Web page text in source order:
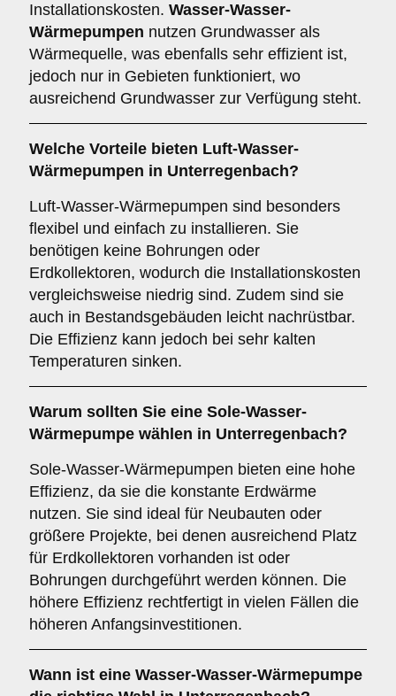
Installationskosten. Wasser-Wasser-
Wärmepumpen nutzen Grundwasser als
Wärmequelle, was ebenfalls sehr effizient ist,
jedoch nur in Gebieten funktioniert, wo
ausreichend Grundwasser zur Verfügung steht.
Welche Vorteile bieten Luft-Wasser-
Wärmepumpen in Unterregenbach?
Luft-Wasser-Wärmepumpen sind besonders
flexibel und einfach zu installieren. Sie
benötigen keine Bohrungen oder
Erdkollektoren, wodurch die Installationskosten
vergleichsweise niedrig sind. Zudem sind sie
auch in Bestandsgebäuden leicht nachrüstbar.
Die Effizienz kann jedoch bei sehr kalten
Temperaturen sinken.
Warum sollten Sie eine Sole-Wasser-
Wärmepumpe wählen in Unterregenbach?
Sole-Wasser-Wärmepumpen bieten eine hohe
Effizienz, da sie die konstante Erdwärme
nutzen. Sie sind ideal für Neubauten oder
größere Projekte, bei denen ausreichend Platz
für Erdkollektoren vorhanden ist oder
Bohrungen durchgeführt werden können. Die
höhere Effizienz rechtfertigt in vielen Fällen die
höheren Anfangsinvestitionen.
Wann ist eine Wasser-Wasser-Wärmepumpe